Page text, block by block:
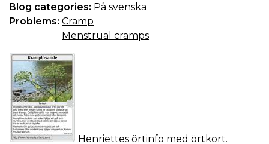
Blog categories: På svenska
Problems: Cramp
Menstrual cramps
Henriettes örtinfo med örtkort.